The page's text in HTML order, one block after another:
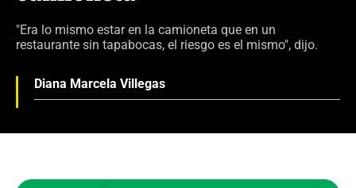
"Era lo mismo estar en la camioneta que en un
restaurante sin tapabocas, el riesgo es el mismo", dijo.
Diana Marcela Villegas